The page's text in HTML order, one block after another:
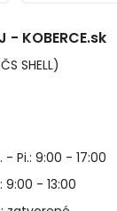
- KOBERCE.sk
SHELL)
- Pi.: 9:00 - 17:00
9:00 - 13:00